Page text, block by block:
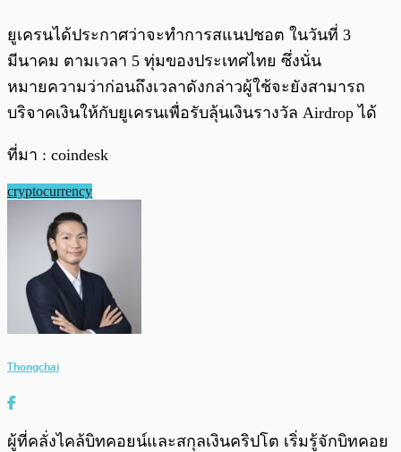
ยูเครนได้ประกาศว่าจะทำการสแนปชอต ในวันที่ 3
มีนาคม ตามเวลา 5 ทุ่มของประเทศไทย ซึ่งนั่น
หมายความว่าก่อนถึงเวลาดังกล่าวผู้ใช้จะยังสามารถ
บริจาคเงินให้กับยูเครนเพื่อรับลุ้นเงินรางวัล Airdrop ได้
ที่มา : coindesk
cryptocurrency
Thongchai
ผู้ที่คลั่งไคล้บิทคอยน์และสกุลเงินคริปโต เริ่มรู้จักบิทคอย